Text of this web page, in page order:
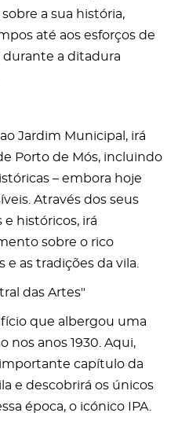
a sua história,
até aos esforços de
durante a ditadura
Jardim Municipal, irá
Porto de Mós, incluindo
– embora hoje
Através dos seus
históricos, irá
sobre o rico
as tradições da vila.
das Artes"
que albergou uma
nos anos 1930. Aqui,
capítulo da
e descobrirá os únicos
época, o icónico IPA.